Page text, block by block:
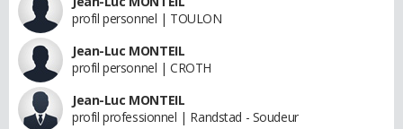
profil personnel | TOULON
Jean-Luc MONTEIL
profil personnel | CROTH
Jean-Luc MONTEIL
profil professionnel | Randstad - Soudeur